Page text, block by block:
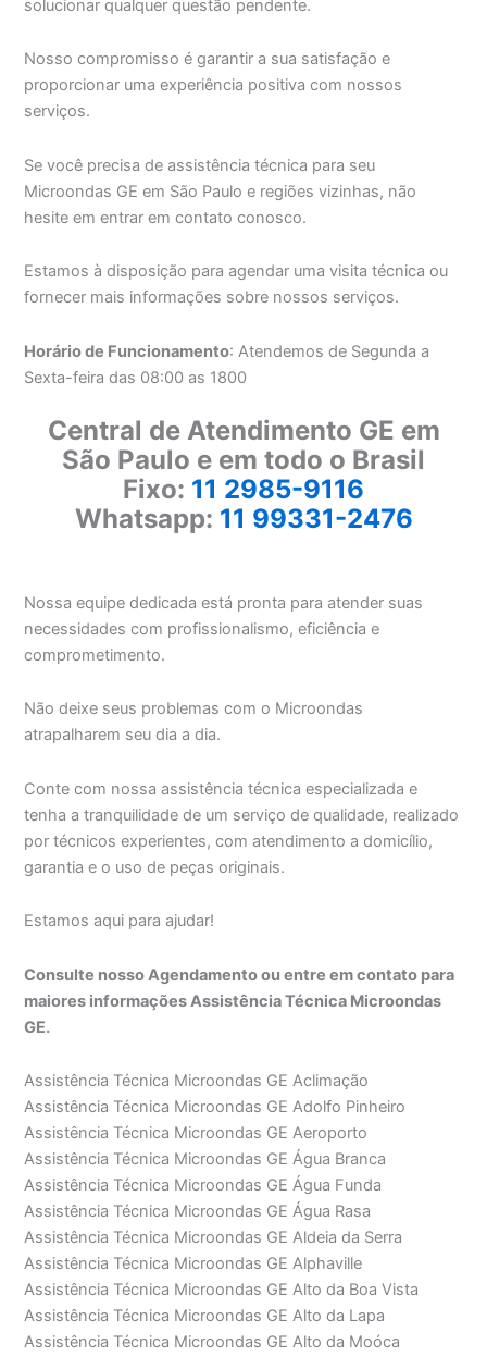
solucionar qualquer questão pendente.
Nosso compromisso é garantir a sua satisfação e
proporcionar uma experiência positiva com nossos
serviços.
Se você precisa de assistência técnica para seu
Microondas GE em São Paulo e regiões vizinhas, não
hesite em entrar em contato conosco.
Estamos à disposição para agendar uma visita técnica ou
fornecer mais informações sobre nossos serviços.
Horário de Funcionamento: Atendemos de Segunda a
Sexta-feira das 08:00 as 1800
Central de Atendimento GE em
São Paulo e em todo o Brasil
Fixo: 11 2985-9116
Whatsapp: 11 99331-2476
Nossa equipe dedicada está pronta para atender suas
necessidades com profissionalismo, eficiência e
comprometimento.
Não deixe seus problemas com o Microondas
atrapalharem seu dia a dia.
Conte com nossa assistência técnica especializada e
tenha a tranquilidade de um serviço de qualidade, realizado
por técnicos experientes, com atendimento a domicílio,
garantia e o uso de peças originais.
Estamos aqui para ajudar!
Consulte nosso Agendamento ou entre em contato para
maiores informações Assistência Técnica Microondas
GE.
Assistência Técnica Microondas GE Aclimação
Assistência Técnica Microondas GE Adolfo Pinheiro
Assistência Técnica Microondas GE Aeroporto
Assistência Técnica Microondas GE Água Branca
Assistência Técnica Microondas GE Água Funda
Assistência Técnica Microondas GE Água Rasa
Assistência Técnica Microondas GE Aldeia da Serra
Assistência Técnica Microondas GE Alphaville
Assistência Técnica Microondas GE Alto da Boa Vista
Assistência Técnica Microondas GE Alto da Lapa
Assistência Técnica Microondas GE Alto da Moóca